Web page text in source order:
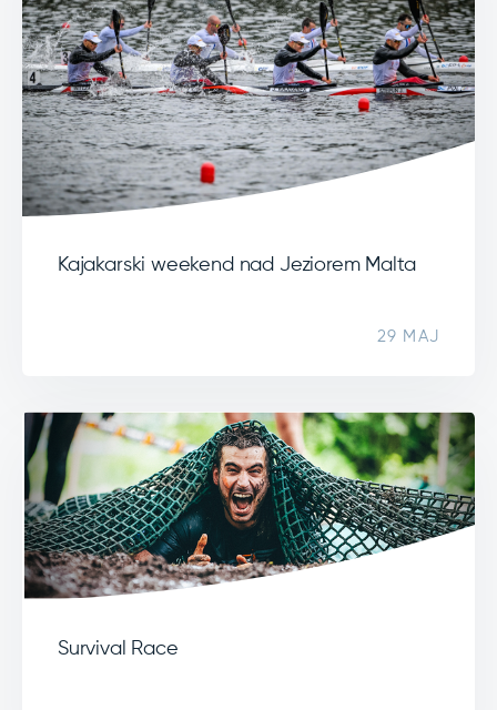
Kajakarski weekend nad Jeziorem Malta
29 MAJ
Survival Race